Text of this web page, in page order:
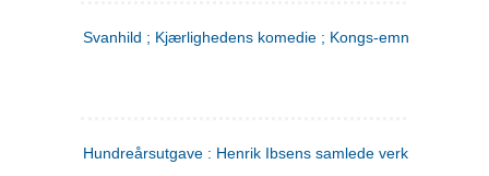
Svanhild ; Kjærlighedens komedie ; Kongs-emnerne
Hundreårsutgave : Henrik Ibsens samlede verker. 4